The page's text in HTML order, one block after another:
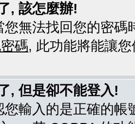
, 該怎麼辦!
您無法找回您的密
碼, 此功能將能讓
, 但是卻不能登入!
您輸入的是正確的